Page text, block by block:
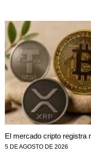
El mercado cripto registra
5 DE AGOSTO DE 2026